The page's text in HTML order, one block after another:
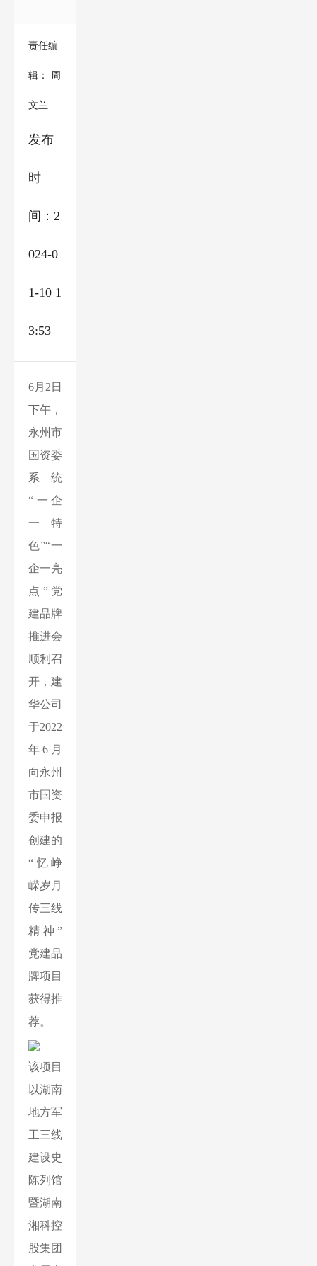
责任编
辑： 周
文兰
发布
时
间：2
024-0
1-10 1
3:53
6月2日
下午，
永州市
国资委
系统
“一企
一特
色”“一
企一亮
点”党
建品牌
推进会
顺利召
开，建
华公司
于2022
年6月
向永州
市国资
委申报
创建的
“忆峥
嵘岁月
传三线
精神”
党建品
牌项目
获得推
荐。
该项目
以湖南
地方军
工三线
建设史
陈列馆
暨湖南
湘科控
股集团